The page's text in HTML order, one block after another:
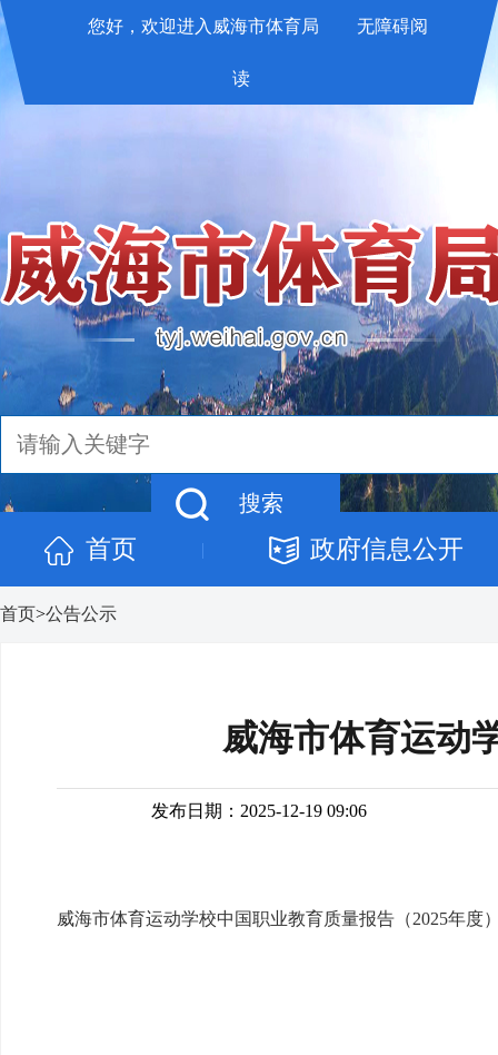
您好，欢迎进入威海市体育局 无障碍阅
读
首页 | 政府信息公开
首页>公告公示
威海市体育运动
发布日期：2025-12-19 09:06
威海市体育运动学校中国职业教育质量报告（2025年度